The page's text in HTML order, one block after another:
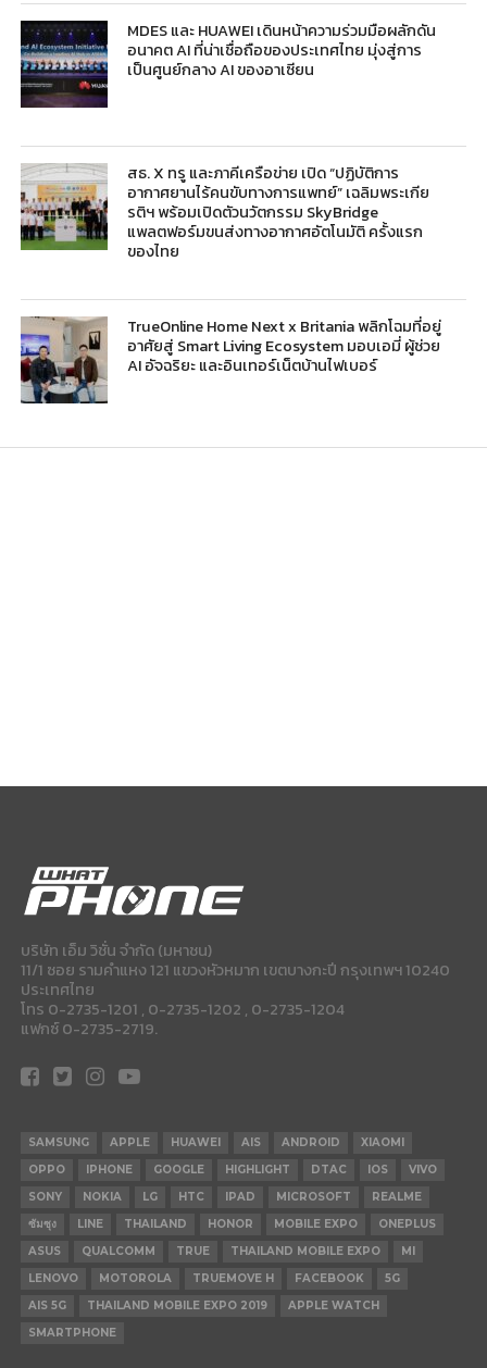
MDES และ HUAWEI เดินหน้าความร่วมมือผลักดัน
อนาคต AI ที่น่าเชื่อถือของประเทศไทย มุ่งสู่การ
เป็นศูนย์กลาง AI ของอาเซียน
สธ. X ทรู และภาคีเครือข่าย เปิด “ปฏิบัติการ
อากาศยานไร้คนขับทางการแพทย์” เฉลิมพระเกีย
รติฯ พร้อมเปิดตัวนวัตกรรม SkyBridge
แพลตฟอร์มขนส่งทางอากาศอัตโนมัติ ครั้งแรก
ของไทย
TrueOnline Home Next x Britania พลิกโฉมที่อยู่
อาศัยสู่ Smart Living Ecosystem มอบเอมี่ ผู้ช่วย
AI อัจฉริยะ และอินเทอร์เน็ตบ้านไฟเบอร์
บริษัท เอ็ม วิชั่น จำกัด (มหาชน)
11/1 ซอย รามคำแหง 121 แขวงหัวหมาก เขตบางกะปี กรุงเทพฯ 10240
ประเทศไทย
โทร 0-2735-1201 , 0-2735-1202 , 0-2735-1204
แฟกซ์ 0-2735-2719.
SAMSUNG APPLE HUAWEI AIS ANDROID
XIAOMI
OPPO
IPHONE GOOGLE HIGHLIGHT DTAC IOS
VIVO
SONY
NOKIA LG HTC IPAD MICROSOFT
REALME
ซัมซุง
LINE THAILAND HONOR MOBILE EXPO
ONEPLUS
ASUS
QUALCOMM TRUE THAILAND MOBILE EXPO
MI
LENOVO
MOTOROLA TRUEMOVE H FACEBOOK
5G
AIS 5G
THAILAND MOBILE EXPO 2019
APPLE WATCH
SMARTPHONE